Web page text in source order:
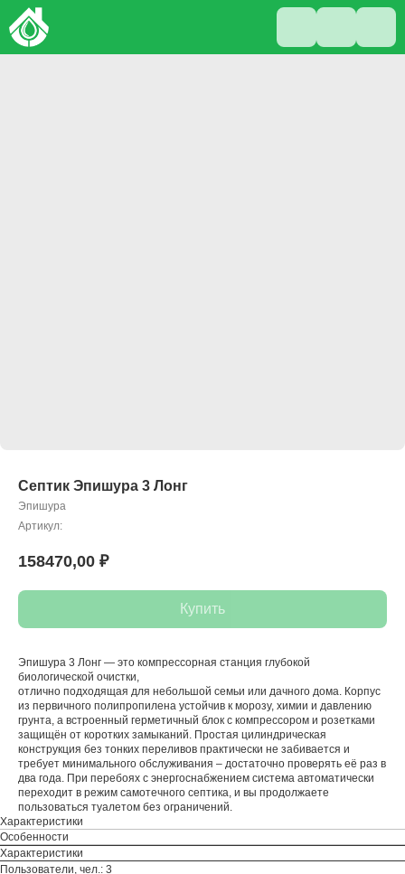
Септик Эпишура 3 Лонг
Эпишура
Артикул:
158470,00 ₽
Купить
Эпишура 3 Лонг — это компрессорная станция глубокой
биологической очистки,
отлично подходящая для небольшой семьи или дачного дома. Корпус
из первичного полипропилена устойчив к морозу, химии и давлению
грунта, а встроенный герметичный блок с компрессором и розетками
защищён от коротких замыканий. Простая цилиндрическая
конструкция без тонких переливов практически не забивается и
требует минимального обслуживания – достаточно проверять её раз в
два года. При перебоях с энергоснабжением система автоматически
переходит в режим самотечного септика, и вы продолжаете
пользоваться туалетом без ограничений.
Характеристики
Особенности
Характеристики
Пользователи, чел.: 3